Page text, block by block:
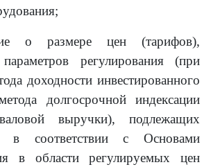
о размере цен (тарифов),
регулирования (при
доходности инвестированного
долгосрочной индексации
выручки), подлежащих
в соответствии с Основами
в области регулируемых цен